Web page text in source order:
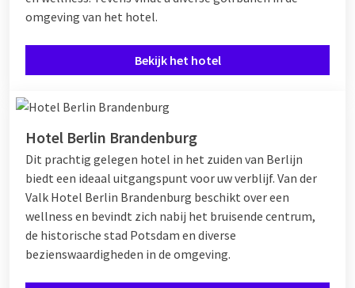
omgeving van het hotel.
Bekijk het hotel
Hotel Berlin Brandenburg
Dit prachtig gelegen hotel in het zuiden van Berlijn
biedt een ideaal uitgangspunt voor uw verblijf. Van der
Valk Hotel Berlin Brandenburg beschikt over een
wellness en bevindt zich nabij het bruisende centrum,
de historische stad Potsdam en diverse
bezienswaardigheden in de omgeving.